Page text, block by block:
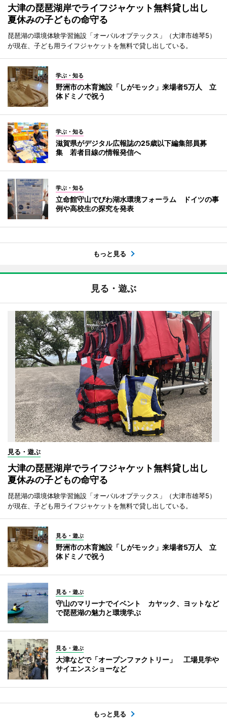
大津の琵琶湖岸でライフジャケット無料貸し出し
夏休みの子どもの命守る
琵琶湖の環境体験学習施設「オーパルオプテックス」（大津市雄琴5）
が現在、子ども用ライフジャケットを無料で貸し出している。
学ぶ・知る
野洲市の木育施設「しがモック」来場者5万人 立
体ドミノで祝う
学ぶ・知る
滋賀県がデジタル広報誌の25歳以下編集部員募
集 若者目線の情報発信へ
学ぶ・知る
立命館守山でびわ湖水環境フォーラム ドイツの事
例や高校生の探究を発表
もっと見る
見る・遊ぶ
見る・遊ぶ
大津の琵琶湖岸でライフジャケット無料貸し出し
夏休みの子どもの命守る
琵琶湖の環境体験学習施設「オーパルオプテックス」（大津市雄琴5）
が現在、子ども用ライフジャケットを無料で貸し出している。
見る・遊ぶ
野洲市の木育施設「しがモック」来場者5万人 立
体ドミノで祝う
見る・遊ぶ
守山のマリーナでイベント カヤック、ヨットなど
で琵琶湖の魅力と環境学ぶ
見る・遊ぶ
大津などで「オープンファクトリー」 工場見学や
サイエンスショーなど
もっと見る